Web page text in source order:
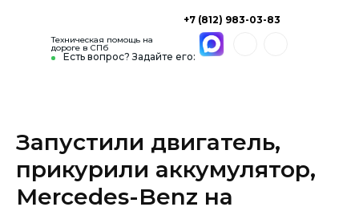
Есть вопрос? Задайте его:
+7 (812) 983-03-83
Техническая помощь на
дороге в СПб
Запустили двигатель,
прикурили аккумулятор,
Mercedes-Benz на